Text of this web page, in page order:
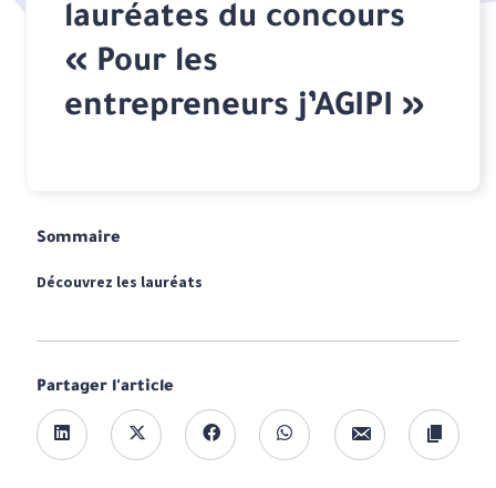
lauréates du concours
« Pour les
entrepreneurs j’AGIPI »
Sommaire
Découvrez les lauréats
Partager l'article